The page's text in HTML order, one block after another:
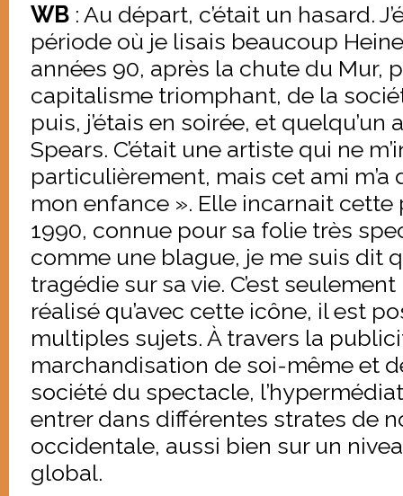
WB : Au départ, c’était un hasard.
période où je lisais beaucoup
années 90, après la chute du Mur,
capitalisme triomphant, de la
puis, j’étais en soirée, et quelqu’un
Spears. C’était une artiste qui ne
particulièrement, mais cet ami m’a
mon enfance ». Elle incarnait
1990, connue pour sa folie très
comme une blague, je me suis dit
tragédie sur sa vie. C’est
réalisé qu’avec cette icône, il est
multiples sujets. À travers la
marchandisation de soi-même et
société du spectacle,
entrer dans différentes strates de
occidentale, aussi bien sur un
global.